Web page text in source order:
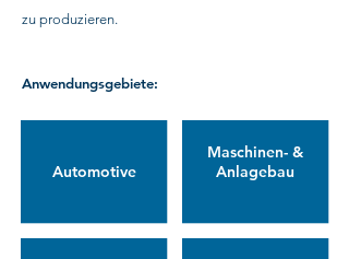
zu produzieren.
Anwendungsgebiete:
Automotive
Maschinen- &
Anlagebau